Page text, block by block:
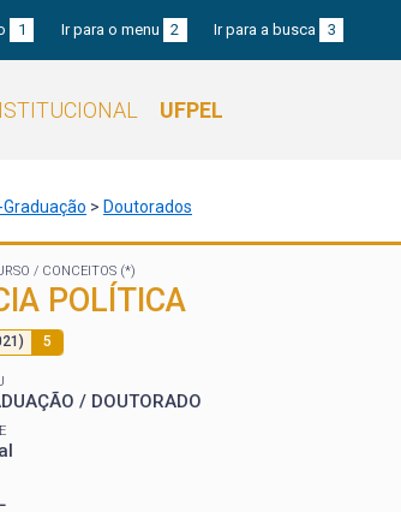
1 Ir para o menu 2 Ir para a busca 3
UFPEL
Graduação > Doutorados
/ CONCEITOS (*)
POLÍTICA
5
/ DOUTORADO